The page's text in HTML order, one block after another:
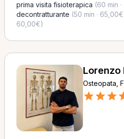
prima visita fisioterapica (60 min
decontratturante (50 min ·
60,00€)
Lorenzo
Osteopata,